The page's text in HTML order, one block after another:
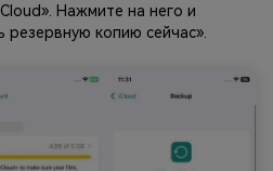
Нажмите на него и
копию сейчас».